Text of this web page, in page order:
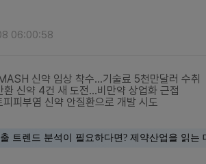
06:00:58
신약 임상 착수...기술료 5천만달러 수취
환 신약 4건 새 도전...비만약 상업화 근접
피부염 신약 안질환으로 개발 시도
트렌드 분석이 필요하다면? 제약산업을 읽는